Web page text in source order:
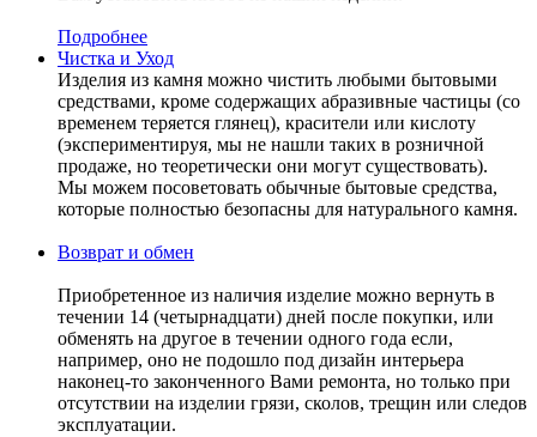
Подробнее
Чистка и Уход
Изделия из камня можно чистить любыми бытовыми
средствами, кроме содержащих абразивные частицы (со
временем теряется глянец), красители или кислоту
(экспериментируя, мы не нашли таких в розничной
продаже, но теоретически они могут существовать).
Мы можем посоветовать обычные бытовые средства,
которые полностью безопасны для натурального камня.
Возврат и обмен
Приобретенное из наличия изделие можно вернуть в
течении 14 (четырнадцати) дней после покупки, или
обменять на другое в течении одного года если,
например, оно не подошло под дизайн интерьера
наконец-то законченного Вами ремонта, но только при
отсутствии на изделии грязи, сколов, трещин или следов
эксплуатации.